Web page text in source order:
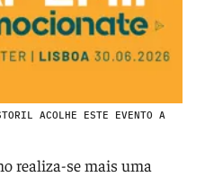
ACOLHE ESTE EVENTO A
realiza-se mais uma